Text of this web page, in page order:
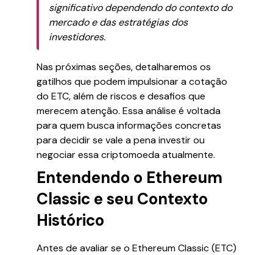
significativo dependendo do contexto do
mercado e das estratégias dos
investidores.
Nas próximas seções, detalharemos os
gatilhos que podem impulsionar a cotação
do ETC, além de riscos e desafios que
merecem atenção. Essa análise é voltada
para quem busca informações concretas
para decidir se vale a pena investir ou
negociar essa criptomoeda atualmente.
Entendendo o Ethereum
Classic e seu Contexto
Histórico
Antes de avaliar se o Ethereum Classic (ETC)